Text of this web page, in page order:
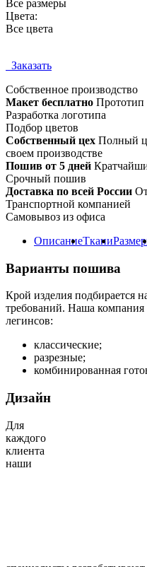
Все размеры
Цвета:
Все цвета
Заказать
Собственное производство
Макет бесплатно Прототип
Разработка логотипа
Подбор цветов
Собственный цех Полный
своем производстве
Пошив от 5 дней
Срочный пошив
Доставка по всей России
Транспортной компанией
Самовывоз из офиса
ОписаниеТкани
Варианты пошива
Крой изделия подбирается
требований. Наша компания
легинсов:
классические;
разрезные;
комбинированная
Дизайн
Для
каждого
клиента
наши